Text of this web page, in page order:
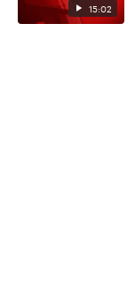
15:02